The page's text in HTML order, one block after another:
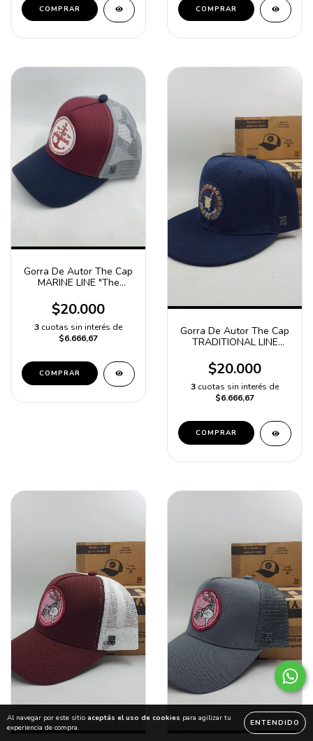
Al navegar por este sitio aceptás el uso de cookies para agilizar tu
experiencia de compra.
ENTENDIDO
COMPRAR COMPRAR
Gorra De Autor The Cap
MARINE LINE "The
Gris
$20.000
3 cuotas sin interés de
$6.666,67
COMPRAR
Gorra De Autor The Cap
TRADITIONAL LINE
Snapback
$20.000
3 cuotas sin interés de
$6.666,67
COMPRAR